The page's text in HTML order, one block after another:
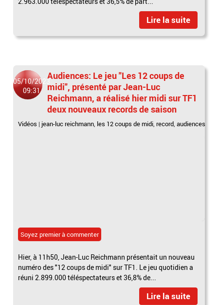
Lire la suite
05/10/2023
09:31
Audiences: Le jeu "Les 12 coups de
midi", présenté par Jean-Luc
Reichmann, a réalisé hier midi sur TF1
deux nouveaux records de saison
Vidéos | jean-luc reichmann, les 12 coups de midi, record,audiences
Soyez premier à commenter
Hier, à 11h50, Jean-Luc Reichmann présentait un nouveau
numéro des "12 coups de midi" sur TF1. Le jeu quotidien a
réuni 2.899.000 téléspectateurs et 36,8% de...
Lire la suite